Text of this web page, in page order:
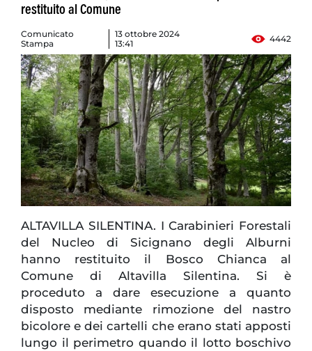
restituito al Comune
Comunicato
Stampa
13 ottobre 2024
13:41
4442
ALTAVILLA SILENTINA. I Carabinieri Forestali
del Nucleo di Sicignano degli Alburni
hanno restituito il Bosco Chianca al
Comune di Altavilla Silentina. Si è
proceduto a dare esecuzione a quanto
disposto mediante rimozione del nastro
bicolore e dei cartelli che erano stati apposti
lungo il perimetro quando il lotto boschivo